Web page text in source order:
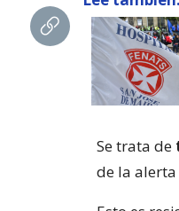
Se trata de
de la